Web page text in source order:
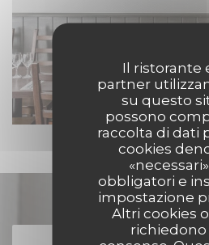
Il ristorante
partner
su questo
possono
raccolta di dati
cookies
obbligatori e
impostazione
Altri cookies
richiedono
Scopri la
SCOPRI LA